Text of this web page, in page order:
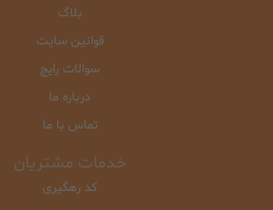
بلاگ
قوانین سایت
سوالات رایج
درباره ما
تماس با ما
خدمات مشتریان
کد رهگیری